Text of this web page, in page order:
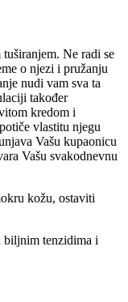
Ne radi se
o njezi i pružanju
nudi vam sva ta
također
kredom i
vlastitu njegu
Vašu kupaonicu
Vašu svakodnevnu
kožu, ostaviti
biljnim tenzidima i